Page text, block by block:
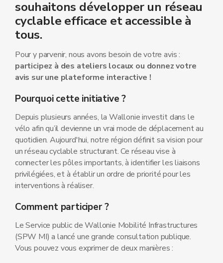
souhaitons développer un réseau
cyclable efficace et accessible à
tous.
Pour y parvenir, nous avons besoin de votre avis :
participez à des ateliers locaux ou donnez votre
avis sur une plateforme interactive !
Pourquoi cette initiative ?
Depuis plusieurs années, la Wallonie investit dans le
vélo afin qu’il devienne un vrai mode de déplacement au
quotidien. Aujourd'hui, notre région définit sa vision pour
un réseau cyclable structurant. Ce réseau vise à
connecter les pôles importants, à identifier les liaisons
privilégiées, et à établir un ordre de priorité pour les
interventions à réaliser.
Comment participer ?
Le Service public de Wallonie Mobilité Infrastructures
(SPW MI) a lancé une grande consultation publique.
Vous pouvez vous exprimer de deux manières :